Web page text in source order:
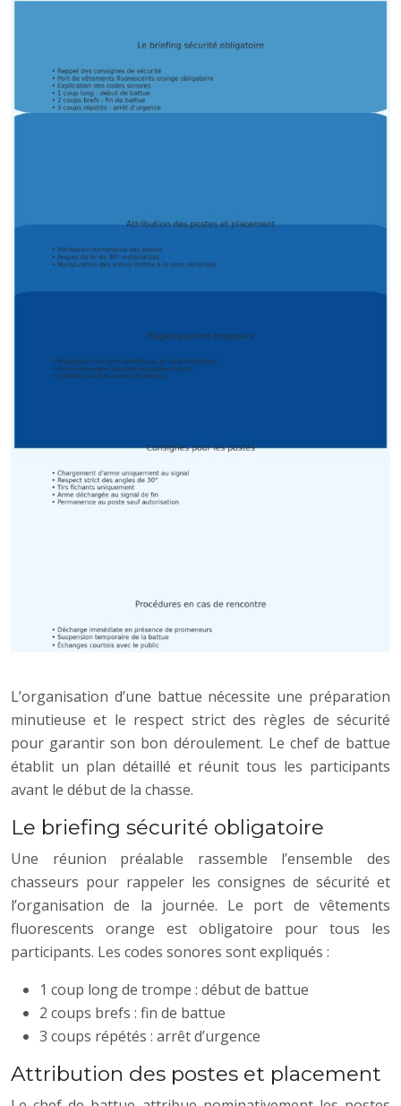
L’organisation d’une battue nécessite une préparation
minutieuse et le respect strict des règles de sécurité
pour garantir son bon déroulement. Le chef de battue
établit un plan détaillé et réunit tous les participants
avant le début de la chasse.
Le briefing sécurité obligatoire
Une réunion préalable rassemble l’ensemble des
chasseurs pour rappeler les consignes de sécurité et
l’organisation de la journée. Le port de vêtements
fluorescents orange est obligatoire pour tous les
participants. Les codes sonores sont expliqués :
1 coup long de trompe : début de battue
2 coups brefs : fin de battue
3 coups répétés : arrêt d’urgence
Attribution des postes et placement